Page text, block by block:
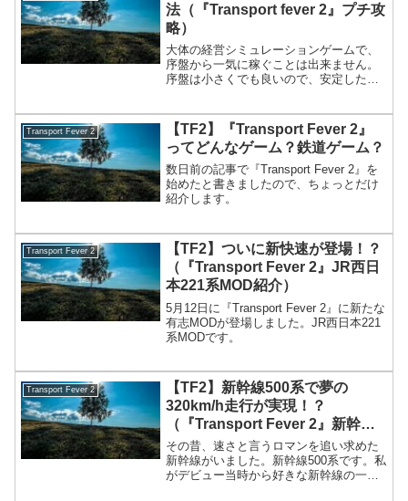
法（『Transport fever 2』プチ攻
略）
大体の経営シミュレーションゲームで、
序盤から一気に稼ぐことは出来ません。
序盤は小さくでも良いので、安定した収
を取ることで、ゲームを楽しむという人
が多いと思います。さて、...
Transport Fever 2
【TF2】『Transport Fever 2』
ってどんなゲーム？鉄道ゲーム？
数日前の記事で『Transport Fever 2』を
始めたと書きましたので、ちょっとだけ
紹介します。
Transport Fever 2
【TF2】ついに新快速が登場！？
（『Transport Fever 2』JR西日
本221系MOD紹介）
5月12日に『Transport Fever 2』に新たな
有志MODが登場しました。JR西日本221
系MODです。
Transport Fever 2
【TF2】新幹線500系で夢の
320km/h走行が実現！？
（『Transport Fever 2』新幹線
500系MOD紹介）
その昔、速さと言うロマンを追い求めた
新幹線がいました。新幹線500系です。私
がデビュー当時から好きな新幹線の一つ